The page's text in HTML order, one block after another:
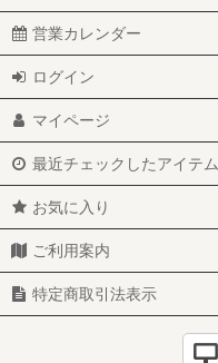
営業カレンダー
ログイン
マイページ
最近チェックしたアイテム
お気に入り
ご利用案内
特定商取引法表示